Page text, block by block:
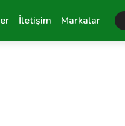
İletişim Markalar